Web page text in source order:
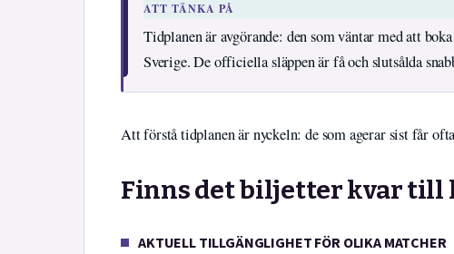
ATT TÄNKA PÅ
Tidplanen är avgörande: den som väntar med att
Sverige. De officiella släppen är få och slutsålda
Att förstå tidplanen är nyckeln: de som agerar sist får
Finns det biljetter kvar till
AKTUELL TILLGÄNGLIGHET FÖR OLIKA MATCHER